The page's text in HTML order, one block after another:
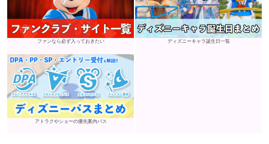
ファンなら必ず入っておきたい ディズニーキャラ誕生日一覧
アトラクやショーの優先案内パス